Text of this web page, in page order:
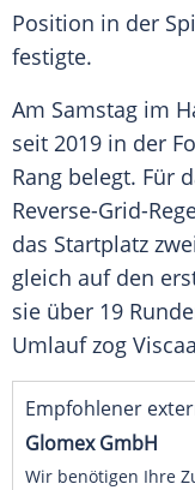
Position in der
festigte.
Am Samstag im
seit 2019 in der
Rang belegt. Für
Reverse-Grid-
das Startplatz
gleich auf den
sie über 19
Umlauf zog
Empfohlener
Glomex GmbH
Wir benötigen Ihre